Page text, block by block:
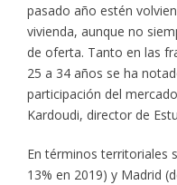
pasado año estén
vivienda, aunque no
de oferta. Tanto en las
25 a 34 años se ha
participación del
Kardoudi, director de
En términos territoriales
13% en 2019) y Madrid